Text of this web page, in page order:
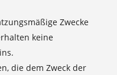
Zwecke
keine
die dem Zweck der